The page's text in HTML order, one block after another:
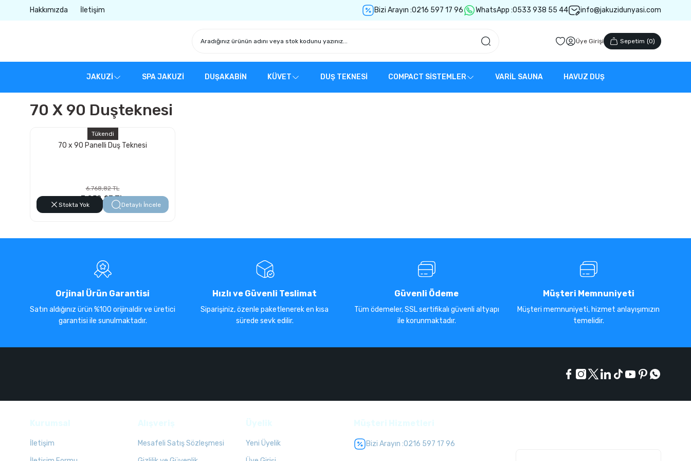
Hakkımızda İletişim Bizi Arayın :0216 597 17 96 WhatsApp :0533 938 55 44 info@jakuzidunyasi.com
Üye Girişi Sepetim (0)
JAKUZİ SPA JAKUZİ DUŞAKABİN KÜVET DUŞ TEKNESİ COMPACT SİSTEMLER VARİL SAUNA HAVUZ DUŞ
70 X 90 Duşteknesi
Tükendi
70 x 90 Panelli Duş Teknesi
6.768,82 TL
3.858,23 TL
Stokta Yok Detaylı İncele
Orjinal Ürün Garantisi
Satın aldığınız ürün %100 orijinaldir ve üretici
garantisi ile sunulmaktadır.
Hızlı ve Güvenli Teslimat
Siparişiniz, özenle paketlenerek en kısa
sürede sevk edilir.
Güvenli Ödeme
Tüm ödemeler, SSL sertifikalı güvenli altyapı
ile korunmaktadır.
Müşteri Memnuniyeti
Müşteri memnuniyeti, hizmet anlayışımızın
temelidir.
İletişim
Mesafeli Satış Sözleşmesi
Yeni Üyelik
Bizi Arayın :0216 597 17 96